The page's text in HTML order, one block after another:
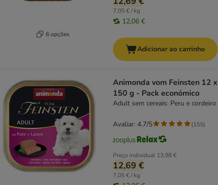
6 opções
7,05 € / kg
12,06 €
Adicionar ao carrinho
Animonda vom Feinsten 12 x
150 g - Pack económico
Adult sem cereais: Peru e cordeiro
Preço individual 13,98 €
12,69 €
7,05 € / kg
Avaliar: 4.7/5 (155)